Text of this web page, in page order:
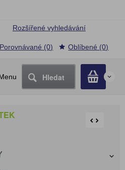
Hledat 0
Rozšířené vyhledávání
Porovnávané (0) Oblíbené (0)